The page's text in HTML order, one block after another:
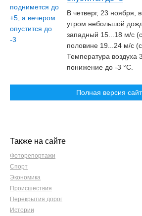
В четверг, 23 ноября,
утром небольшой
западный 15...18 м/с
половине 19...24 м/с
Температура воздуха
понижение до -3 °C.
Полная версия
Также на сайте
Фоторепортажи
Спорт
Экономика
Происшествия
Перекрытия дорог
Истории